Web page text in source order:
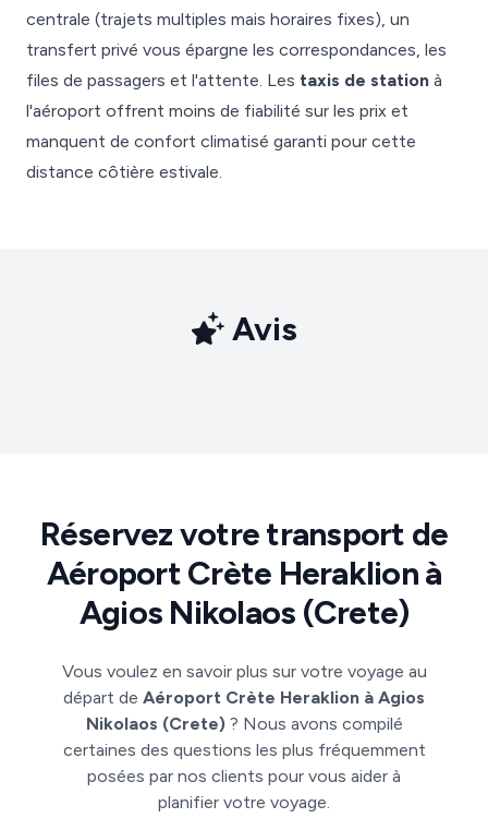
centrale (trajets multiples mais horaires fixes), un
transfert privé vous épargne les correspondances, les
files de passagers et l'attente. Les taxis de station à
l'aéroport offrent moins de fiabilité sur les prix et
manquent de confort climatisé garanti pour cette
distance côtière estivale.
Avis
Réservez votre transport de
Aéroport Crète Heraklion à
Agios Nikolaos (Crete)
Vous voulez en savoir plus sur votre voyage au
départ de Aéroport Crète Heraklion à Agios
Nikolaos (Crete) ? Nous avons compilé
certaines des questions les plus fréquemment
posées par nos clients pour vous aider à
planifier votre voyage.